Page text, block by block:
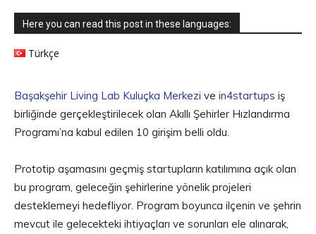
Here you can read this post in these languages:
Türkçe
Başakşehir Living Lab Kuluçka Merkezi ve in4startups iş
birliğinde gerçekleştirilecek olan Akıllı Şehirler Hızlandırma
Programı’na kabul edilen 10 girişim belli oldu.
Prototip aşamasını geçmiş startupların katılımına açık olan
bu program, geleceğin şehirlerine yönelik projeleri
desteklemeyi hedefliyor. Program boyunca ilçenin ve şehrin
mevcut ile gelecekteki ihtiyaçları ve sorunları ele alınarak,